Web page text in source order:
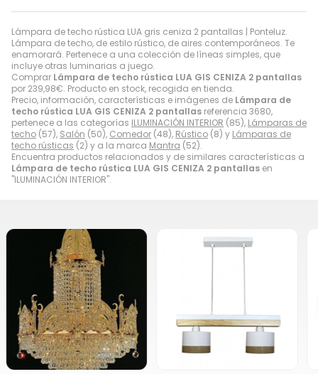
Lámpara de techo rústica LUA gris ceniza 2 pantallas | Ponteluz.
Lámpara de techo, de estilo rústico, de aires contemporáneos. Te
enamorará. Pertenece a una colección de líneas simples, que
incluye otras luminarias a juego.
Comprar Lámpara de techo rústica LUA GIS CENIZA 2 pantallas
por 239,98€. Producto en stock, recogida en tienda.
Precio, información, características e imágenes de Lámpara de
techo rústica LUA GIS CENIZA 2 pantallas referencia 3680,
pertenece a las categorías ILUMINACIÓN INTERIOR (85), Lámparas de
techo (57), Salón (50), Comedor (48), Rústico (8) y Lámparas de
techo rústicas (2) y a la marca Mantra (52).
Encuentra productos relacionados y de similares características a
Lámpara de techo rústica LUA GIS CENIZA 2 pantallas en
"ILUMINACIÓN INTERIOR".